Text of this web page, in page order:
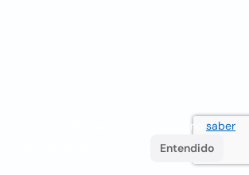
para mejorar la experiencia del usuario saber
Entendido